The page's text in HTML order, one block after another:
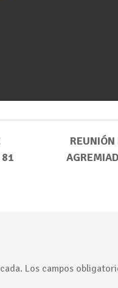
81
REUNIÓN
Los campos